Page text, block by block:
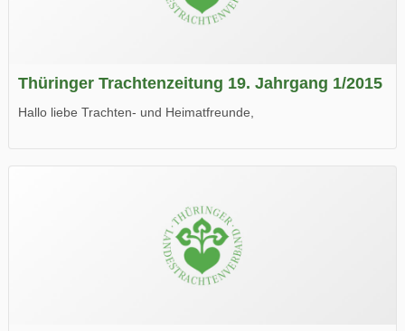
Thüringer Trachtenzeitung 19. Jahrgang 1/2015
Hallo liebe Trachten- und Heimatfreunde,
Wir wünschen Euch viel Spaß beim Lesen.